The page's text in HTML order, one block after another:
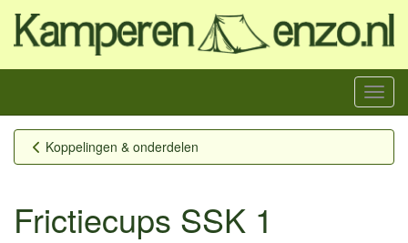
Menu
Koppelingen & onderdelen
Frictiecups SSK 1